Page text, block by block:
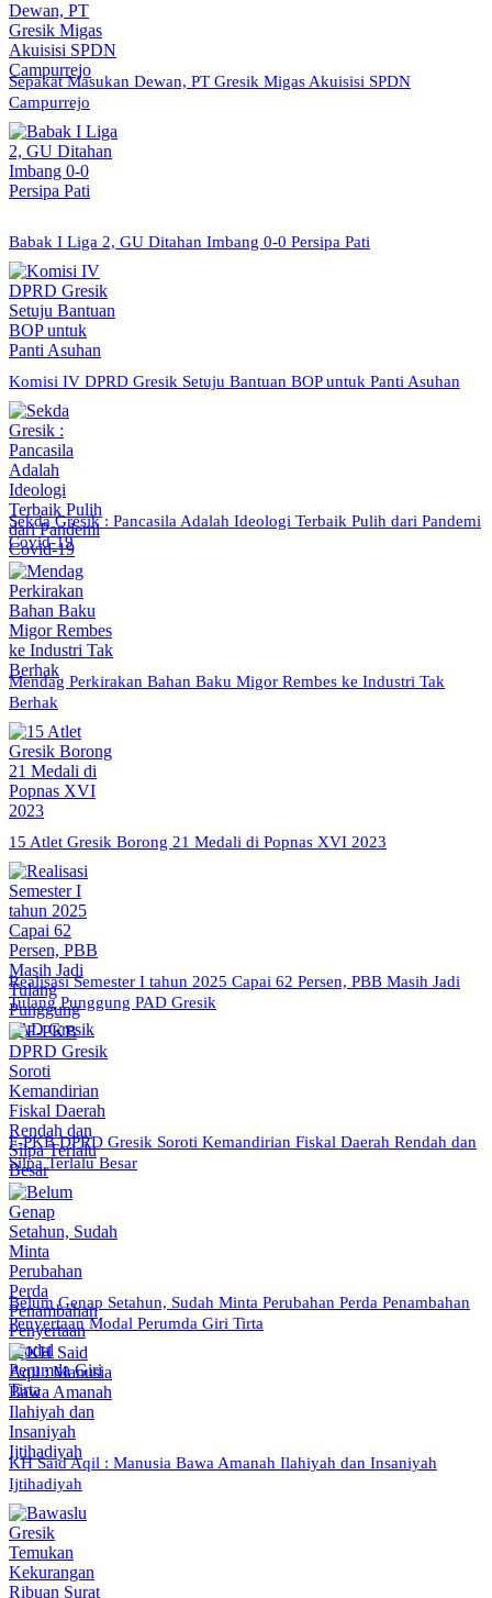
Sepakat Masukan Dewan, PT Gresik Migas Akuisisi SPDN
Campurrejo
Babak I Liga 2, GU Ditahan Imbang 0-0 Persipa Pati
Komisi IV DPRD Gresik Setuju Bantuan BOP untuk Panti Asuhan
Sekda Gresik : Pancasila Adalah Ideologi Terbaik Pulih dari Pandemi
Covid-19
Mendag Perkirakan Bahan Baku Migor Rembes ke Industri Tak
Berhak
15 Atlet Gresik Borong 21 Medali di Popnas XVI 2023
Realisasi Semester I tahun 2025 Capai 62 Persen, PBB Masih Jadi
Tulang Punggung PAD Gresik
F-PKB DPRD Gresik Soroti Kemandirian Fiskal Daerah Rendah dan
Silpa Terlalu Besar
Belum Genap Setahun, Sudah Minta Perubahan Perda Penambahan
Penyertaan Modal Perumda Giri Tirta
KH Said Aqil : Manusia Bawa Amanah Ilahiyah dan Insaniyah
Ijtihadiyah